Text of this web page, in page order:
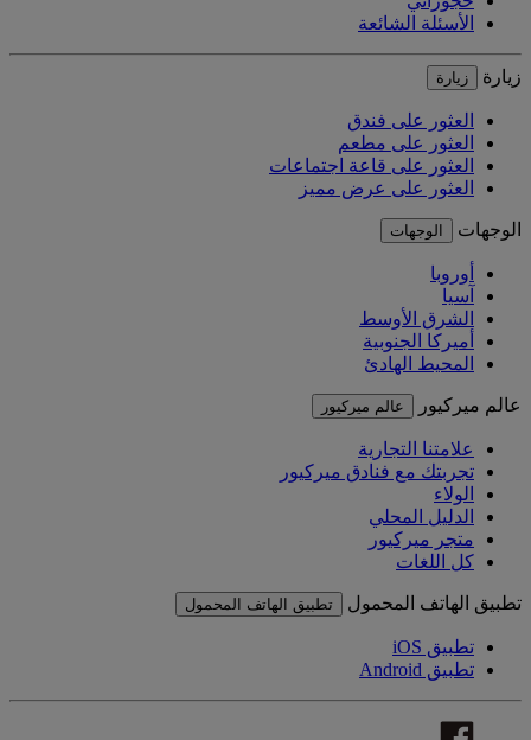
الأسئلة الشائعة
زيارة زيارة
العثور على فندق
العثور على مطعم
العثور على قاعة اجتماعات
العثور على عرض مميز
الوجهات الوجهات
أوروبا
آسيا
الشرق الأوسط
أميركا الجنوبية
المحيط الهادئ
عالم ميركيور عالم ميركيور
علامتنا التجارية
تجربتك مع فنادق ميركيور
الولاء
الدليل المحلي
متجر ميركيور
كل اللغات
تطبيق الهاتف المحمول تطبيق الهاتف المحمول
تطبيق iOS
تطبيق Android